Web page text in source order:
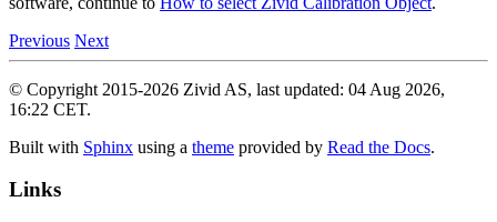
Previous Next
© Copyright 2015-2026 Zivid AS, last updated: 04 Aug 2026,
16:22 CET.
Built with Sphinx using a theme provided by Read the Docs.
Links